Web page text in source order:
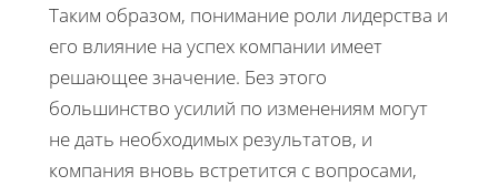
Таким образом, понимание роли лидерства и
его влияние на успех компании имеет
решающее значение. Без этого
большинство усилий по изменениям могут
не дать необходимых результатов, и
компания вновь встретится с вопросами,